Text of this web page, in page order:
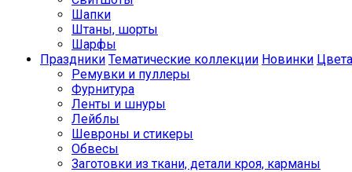
Шапки
Штаны, шорты
Шарфы
Праздники Тематические коллекции Новинки Цвета
Ремувки и пуллеры
Фурнитура
Ленты и шнуры
Лейблы
Шевроны и стикеры
Обвесы
Заготовки из ткани, детали кроя, карманы